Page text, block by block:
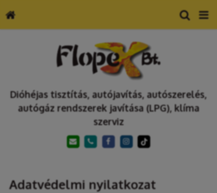
Dióhéjas tisztítás, autójavítás, autószerelés,
autógáz rendszerek javítása (LPG), klíma
szerviz
Adatvédelmi nyilatkozat